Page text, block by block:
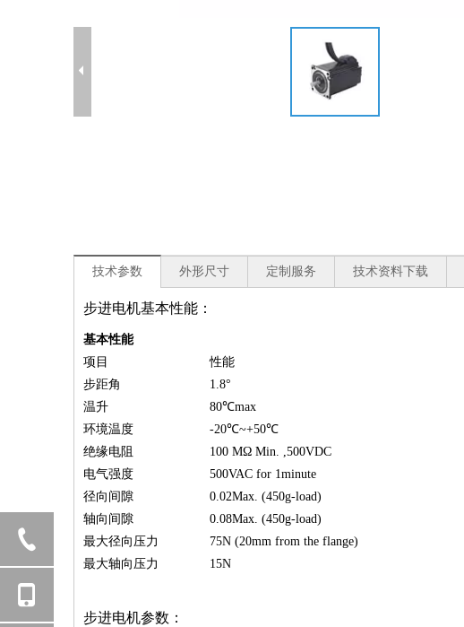
技术参数 外形尺寸 定制服务 技术资料下载
步进电机基本性能：
基本性能
项目
性能
步距角
1.8°
温升
80℃max
环境温度
-20℃~+50℃
绝缘电阻
100 MΩ Min. ,500VDC
电气强度
500VAC for 1minute
径向间隙
0.02Max. (450g-load)
轴向间隙
0.08Max. (450g-load)
最大径向压力
75N (20mm from the flange)
最大轴向压力
15N
步进电机参数：